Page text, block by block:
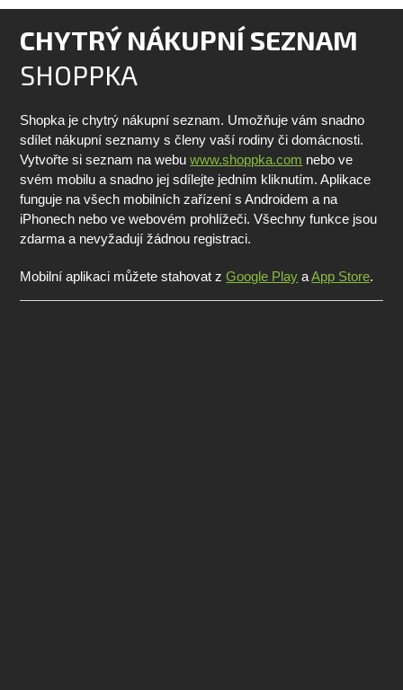
CHYTRÝ NÁKUPNÍ SEZNAM
SHOPPKA
Shopka je chytrý nákupní seznam. Umožňuje vám snadno
sdílet nákupní seznamy s členy vaší rodiny či domácnosti.
Vytvořte si seznam na webuwww.shoppka.com nebo ve
svém mobilu a snadno jej sdílejte jedním kliknutím. Aplikace
funguje na všech mobilních zařízení s Androidem a na
iPhonech nebo ve webovém prohlížeči. Všechny funkce jsou
zdarma a nevyžadují žádnou registraci.
Mobilní aplikaci můžete stahovat zGoogle Play aApp Store.